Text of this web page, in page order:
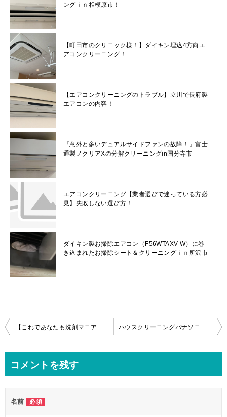
ングｉｎ相模原市！
【町田市のクリニック様！】ダイキン埋込4方向エ
アコンクリーニング！
【エアコンクリーニングのトラブル】立川で長府製
エアコンの内容！
『意外と多いデュアルサイドファンの故障！』富士
通製ノクリアXの分解クリーニングin国分寺市
エアコンクリーニング【業者選びで迷っている方必
見】失敗しない選び方！
ダイキン製お掃除エアコン（F56WTAXV-W）に巻
き込まれたお掃除シート＆クリーニングｉｎ所沢市
投
ビ
ー
【これであなたも洗剤マニア】ハウスクリーニング洗剤のベストな選び方 ハウスクリーニングパナソニックのdiyエアコン分解方法
コメントを残す
名前 必須